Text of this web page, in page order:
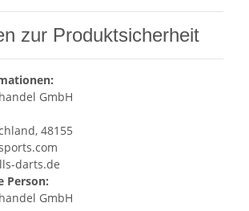
zur Produktsicherheit
GmbH
48155
darts.de
Person:
GmbH